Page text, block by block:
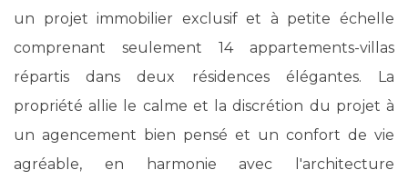
un projet immobilier exclusif et à petite échelle
comprenant seulement 14 appartements-villas
répartis dans deux résidences élégantes. La
propriété allie le calme et la discrétion du projet à
un agencement bien pensé et un confort de vie
agréable, en harmonie avec l'architecture